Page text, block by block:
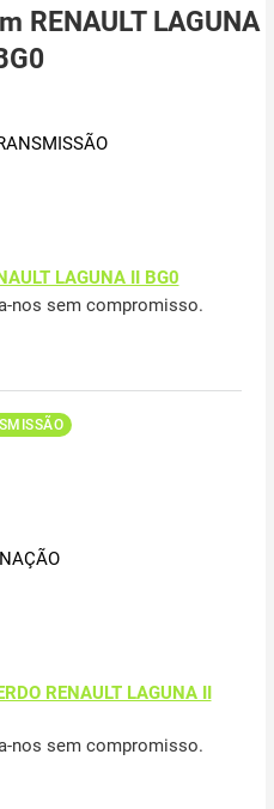
RENAULT LAGUNA
LAGUNA II BG0
nos sem compromisso.
RENAULT LAGUNA II
nos sem compromisso.